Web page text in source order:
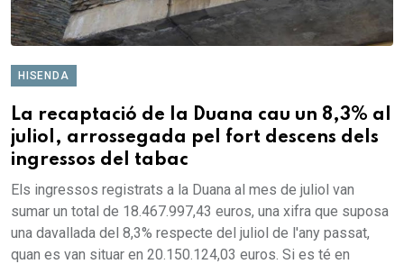
HISENDA
La recaptació de la Duana cau un 8,3% al
juliol, arrossegada pel fort descens dels
ingressos del tabac
Els ingressos registrats a la Duana al mes de juliol van
sumar un total de 18.467.997,43 euros, una xifra que suposa
una davallada del 8,3% respecte del juliol de l'any passat,
quan es van situar en 20.150.124,03 euros. Si es té en